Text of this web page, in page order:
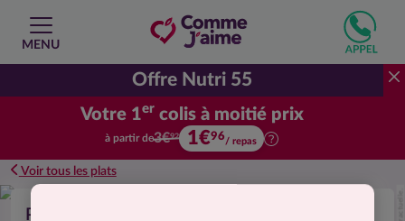
MENU
Offre Nutri 55
Votre 1er colis à moitié prix
Votre premier colis à moitié prix.
à partir de3€92 1€96/ repas
Voir tous les plats
Poulet sauce thym citron et penne